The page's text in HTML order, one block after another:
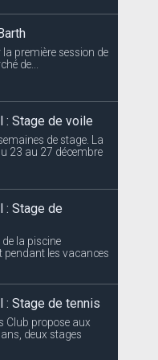
première session de
de...
: Stage de voile
de stage. La
23 au 27 décembre
: Stage de
la piscine
pendant les vacances
: Stage de tennis
Club propose aux
deux stages